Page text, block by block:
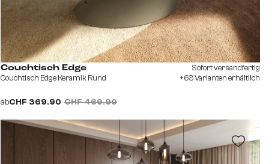
Couchtisch Edge
Couchtisch Edge Keramik Rund
abCHF 369.90 CHF 469.90
Sofort versandfertig
+63 Varianten erhältlich